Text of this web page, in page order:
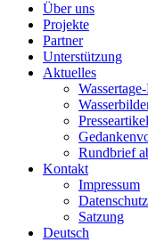
Über uns
Projekte
Partner
Unterstützung
Aktuelles
Presseartikel
Rundbrief
Kontakt
Impressum
Satzung
Deutsch